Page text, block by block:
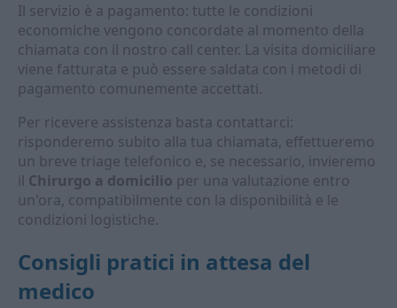
Il servizio è a pagamento: tutte le condizioni
economiche vengono concordate al momento della
chiamata con il nostro call center. La visita domiciliare
viene fatturata e può essere saldata con i metodi di
pagamento comunemente accettati.
Per ricevere assistenza basta contattarci:
risponderemo subito alla tua chiamata, effettueremo
un breve triage telefonico e, se necessario, invieremo
Chirurgo a domicilio per una valutazione entro
un'ora, compatibilmente con la disponibilità e le
condizioni logistiche.
Consigli pratici in attesa del
medico